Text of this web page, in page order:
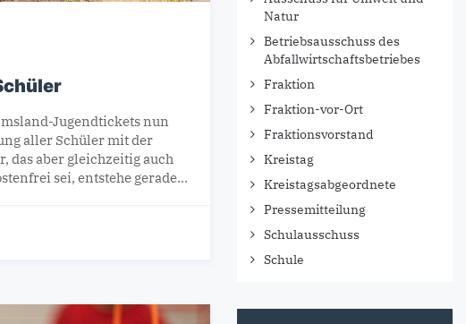
Jugendtickets nun
aller Schüler mit der
das aber gleichzeitig auch
sei, entstehe gerade…
Natur
Betriebsausschuss des
Abfallwirtschaftsbetriebes
Fraktion
Fraktion-vor-Ort
Fraktionsvorstand
Kreistag
Kreistagsabgeordnete
Pressemitteilung
Schulausschuss
Schule